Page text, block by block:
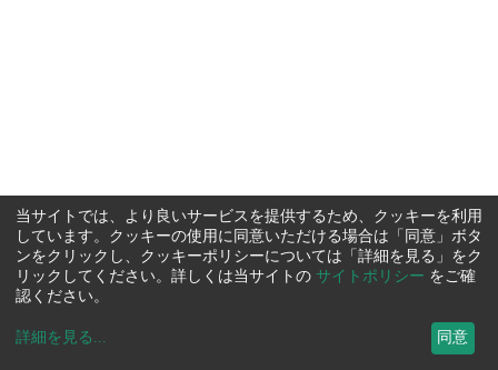
当サイトでは、より良いサービスを提供するため、クッキーを利用
しています。クッキーの使用に同意いただける場合は「同意」ボタ
ンをクリックし、クッキーポリシーについては「詳細を見る」をク
リックしてください。詳しくは当サイトの サイトポリシー をご確
認ください。
詳細を見る ... 同意